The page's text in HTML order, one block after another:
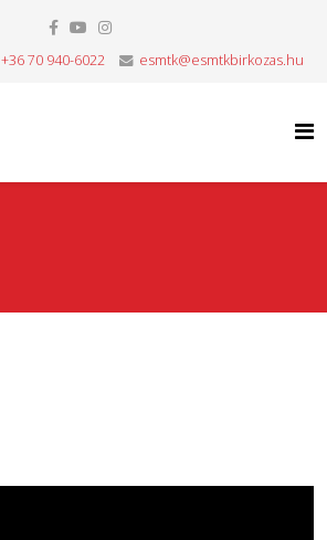
+36 70 940-6022 esmtk@esmtkbirkozas.hu